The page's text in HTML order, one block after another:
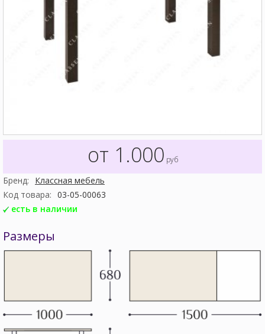
от 1.000 руб
Бренд:
Классная мебель
Код товара: 03-05-00063
есть в наличии
Размеры